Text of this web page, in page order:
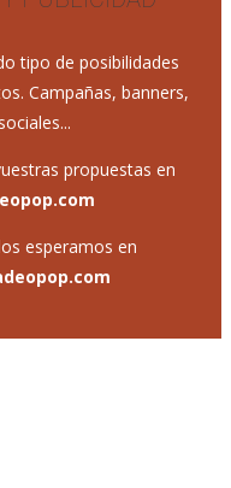
tipo de posibilidades
Campañas, banners,
propuestas en
esperamos en